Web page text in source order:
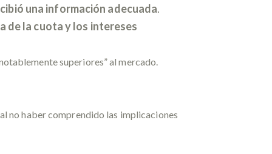
una información adecuada.
de la cuota y los intereses
superiores” al mercado.
no haber comprendido las implicaciones